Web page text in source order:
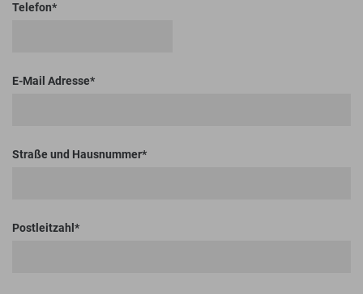
Telefon
E-Mail Adresse
Straße und Hausnummer
Postleitzahl